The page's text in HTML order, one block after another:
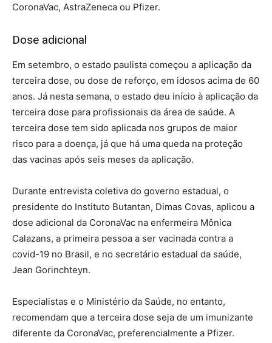
CoronaVac, AstraZeneca ou Pfizer.
Dose adicional
Em setembro, o estado paulista começou a aplicação da
terceira dose, ou dose de reforço, em idosos acima de 60
anos. Já nesta semana, o estado deu início à aplicação da
terceira dose para profissionais da área de saúde. A
terceira dose tem sido aplicada nos grupos de maior
risco para a doença, já que há uma queda na proteção
das vacinas após seis meses da aplicação.
Durante entrevista coletiva do governo estadual, o
presidente do Instituto Butantan, Dimas Covas, aplicou a
dose adicional da CoronaVac na enfermeira Mônica
Calazans, a primeira pessoa a ser vacinada contra a
covid-19 no Brasil, e no secretário estadual da saúde,
Jean Gorinchteyn.
Especialistas e o Ministério da Saúde, no entanto,
recomendam que a terceira dose seja de um imunizante
diferente da CoronaVac, preferencialmente a Pfizer.